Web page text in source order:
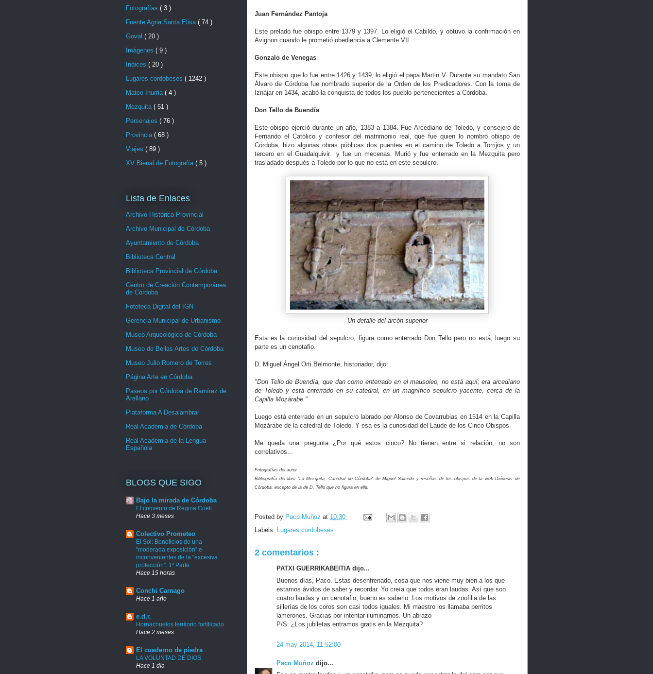
Juan Fernández Pantoja
Este prelado fue obispo entre 1379 y 1397. Lo eligió el Cabildo, y obtuvo la confirmación en
Avignon cuando le prometió obediencia a Clemente VII
Gonzalo de Venegas
Este obispo que lo fue entre 1426 y 1439, lo eligió el papa Martin V. Durante su mandato San
Álvaro de Córdoba fue nombrado superior de la Orden de los Predicadores. Con la toma de
Iznájar en 1434, acabó la conquista de todos los pueblo pertenecientes a Córdoba.
Don Tello de Buendía
Este obispo ejerció durante un año, 1383 a 1384. Fue Arcediano de Toledo, y consejero de
Fernando el Católico y confesor del matrimonio real, que fue quien lo nombró obispo de
Córdoba, hizo algunas obras públicas dos puentes en el camino de Toledo a Torrijos y un
tercero en el Guadalquivir y fue un mecenas. Murió y fue enterrado en la Mezquita pero
trasladado después a Toledo por lo que no está en este sepulcro.
Un detalle del arcón superior
Esta es la curiosidad del sepulcro, figura como enterrado Don Tello pero no está, luego su
parte es un cenotafio.
D. Miguel Ángel Orti Belmonte, historiador, dijo:
"Don Tello de Buendía, que dan como enterrado en el mausoleo, no está aquí; era arcediano
de Toledo y está enterrado en su catedral, en un magnífico sepulcro yacente, cerca de la
Capilla Mozárabe."
Luego está enterrado en un sepulcro labrado por Alonso de Covarrubias en 1514 en la Capilla
Mozárabe de la catedral de Toledo. Y esa es la curiosidad del Laude de los Cinco Obispos.
Me queda una pregunta ¿Por qué estos cinco? No tienen entre si relación, no son
correlativos...
Fotografías del autor
Bibliografía del libro "La Mezquita, Catedral de Córdoba" de Miguel Salcedo y reseñas de los obispos de la web Diócesis de
Córdoba, excepto de la de D. Tello que no figura en ella.
Posted by Paco Muñoz at 10:30
Labels: Lugares cordobeses
2 comentarios :
PATXI GUERRIKABEITIA dijo...
Buenos días, Paco. Estas desenfrenado, cosa que nos viene muy bien a los que
estamos ávidos de saber y recordar. Yo creía que todos eran laudas. Así que son
cuatro laudas y un cenotafio, bueno es saberlo. Los motivos de zoofilia de las
sillerías de los coros son casi todos iguales. Mi maestro los llamaba perritos
lamerones. Gracias por intentar iluminarnos. Un abrazo
P/S: ¿Los jubiletas entramos gratis en la Mezquita?
24 may 2014, 11:52:00
Paco Muñoz dijo...
Fotografías ( 3 )
Fuente Agria Santa Elisa ( 74 )
Goval ( 20 )
Imágenes ( 9 )
Indices ( 20 )
Lugares cordobeses ( 1242 )
Mateo Inurria ( 4 )
Mezquita ( 51 )
Personajes ( 76 )
Provincia ( 68 )
Viajes ( 89 )
XV Bienal de Fotografía ( 5 )
Lista de Enlaces
Archivo Histórico Provincial
Archivo Municipal de Córdoba
Ayuntamiento de Córdoba
Biblioteca Central
Biblioteca Provincial de Córdoba
Centro de Creación Contemporánea
de Córdoba
Fototeca Digital del IGN
Gerencia Municipal de Urbanismo
Museo Arqueológico de Córdoba
Museo de Bellas Artes de Córdoba
Museo Julio Romero de Torres
Página Arte en Córdoba
Paseos por Córdoba de Ramírez de
Arellano
Plataforma A Desalambrar
Real Academia de Córdoba
Real Academia de la Lengua
Española
BLOGS QUE SIGO
Bajo la mirada de Córdoba
El convento de Regina Coeli
Hace 3 meses
Colectivo Prometeo
El Sol: Beneficios de una
“moderada exposición” e
inconvenientes de la “excesiva
protección”. 1ª Parte.
Hace 15 horas
Conchi Carnago
Hace 1 año
e.d.r.
Hornachuelos territorio fortificado
Hace 2 meses
El cuaderno de piedra
LA VOLUNTAD DE DIOS
Hace 1 día